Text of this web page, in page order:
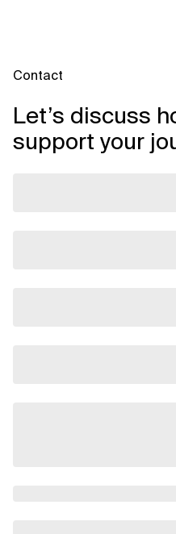
Contact
Let’s discuss
support your